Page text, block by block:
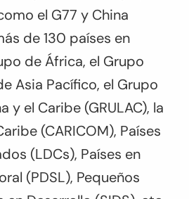
el G77 y China
de 130 países en
de África, el Grupo
Asia Pacífico, el Grupo
y el Caribe (GRULAC), la
(CARICOM), Países
(LDCs), Países en
(PDSL), Pequeños